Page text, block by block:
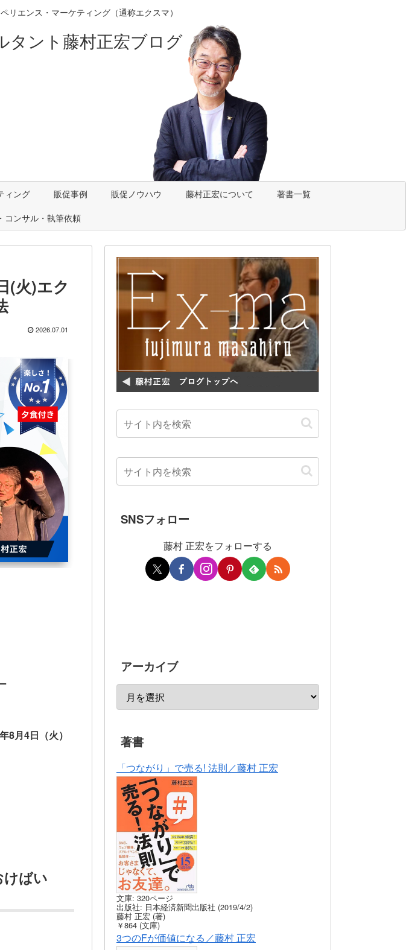
リエンス・マーケティング（通称エクスマ）
タント藤村正宏ブログ
ィング 販促事例 販促ノウハウ 藤村正宏について
著書一覧
コンサル・執筆依頼
(火)エク
2026.07.01
8月4日（火）
ばい
SNSフォロー
藤村 正宏をフォローする
アーカイブ
著書
「つながり」で売る! 法則／藤村 正宏
文庫: 320ページ
出版社: 日本経済新聞出版社 (2019/4/2)
藤村 正宏 (著)
￥864 (文庫)
3つのFが価値になる／藤村 正宏